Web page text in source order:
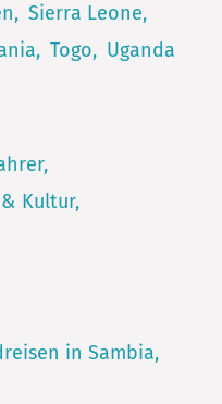
Sierra Leone
Togo Uganda
Kultur
in Sambia